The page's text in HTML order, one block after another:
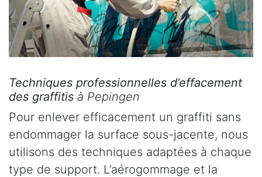
Techniques professionnelles d’effacement
des graffitis à Pepingen
Pour enlever efficacement un graffiti sans
endommager la surface sous-jacente, nous
utilisons des techniques adaptées à chaque
type de support. L’aérogommage et la